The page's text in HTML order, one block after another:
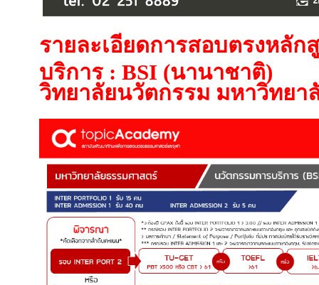
รายละเอียดการสอบตรงหลัก
บริการ : BSI (นานาชาติ)
วิทยาลัยนวัตกรรม มหาวิทยา